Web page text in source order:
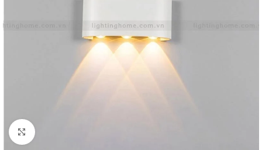
Click to enlarge